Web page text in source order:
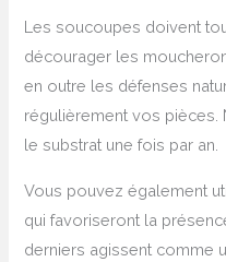
Les soucoupes doivent
décourager les
en outre les défenses
régulièrement vos pièces.
le substrat une fois par an.
Vous pouvez également
qui favoriseront la
derniers agissent comme